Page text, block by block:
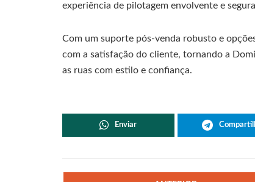
experiência de pilotagem envolvente e
Com um suporte pós-venda robusto e
com a satisfação do cliente, tornando a
as ruas com estilo e confiança.
Enviar